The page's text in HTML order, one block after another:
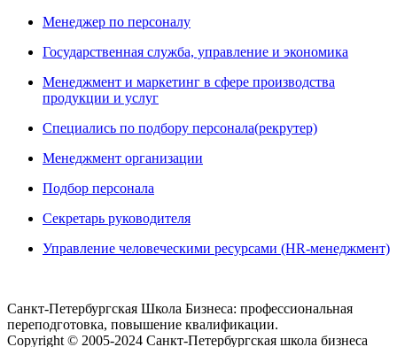
Менеджер по персоналу
Государственная служба, управление и экономика
Менеджмент и маркетинг в сфере производства
продукции и услуг
Специались по подбору персонала(рекрутер)
Менеджмент организации
Подбор персонала
Секретарь руководителя
Управление человеческими ресурсами (HR-менеджмент)
Санкт-Петербургская Школа Бизнеса: профессиональная
переподготовка, повышение квалификации.
Copyright © 2005-2024 Санкт-Петербургская школа бизнеса